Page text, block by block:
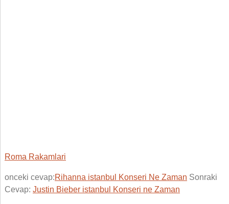
Roma Rakamlari
onceki cevap:Rihanna istanbul Konseri Ne Zaman Sonraki
Cevap: Justin Bieber istanbul Konseri ne Zaman